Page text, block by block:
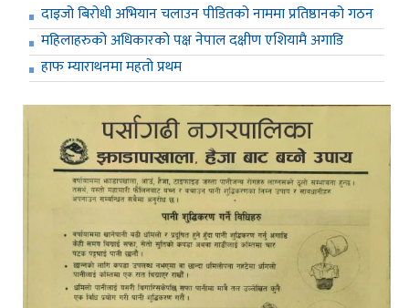
दाइजो बिरोधी अभियान चलाउन पीडितको नाममा प्रतिष्ठानको गठन
महिलाहरुको अधिकारको पक्ष नेपाल दक्षीण एशियामै अगाडि
हाफ म्याराथनमा महतो प्रथम